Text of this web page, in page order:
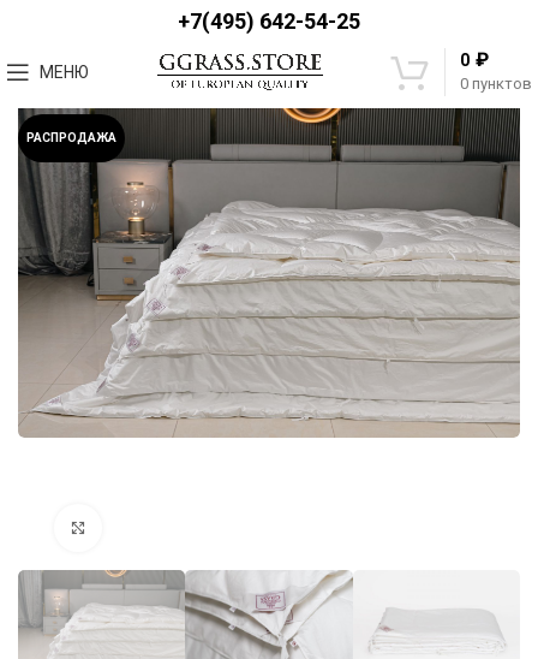
+7(495) 642-54-25
МЕНЮ
0 пунктов
0 ₽
РАСПРОДАЖА